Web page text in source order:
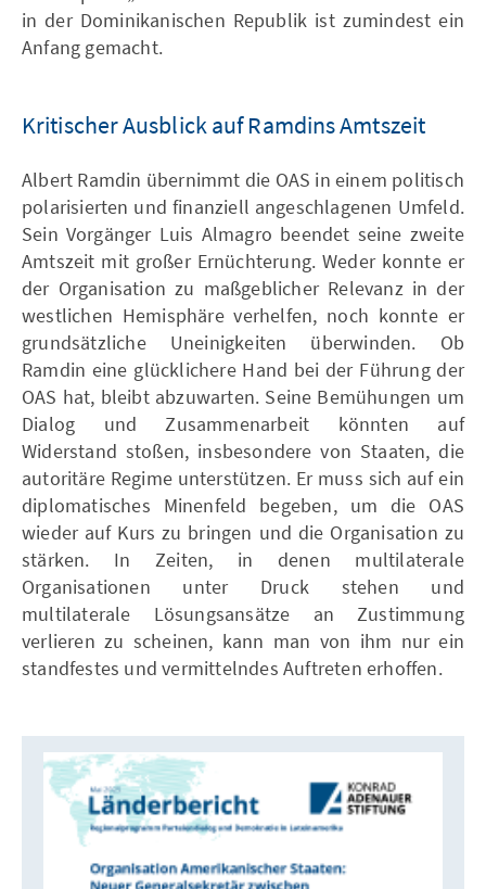
in der Dominikanischen Republik ist zumindest ein
Anfang gemacht.
Kritischer Ausblick auf Ramdins Amtszeit
Albert Ramdin übernimmt die OAS in einem politisch
polarisierten und finanziell angeschlagenen Umfeld.
Sein Vorgänger Luis Almagro beendet seine zweite
Amtszeit mit großer Ernüchterung. Weder konnte er
der Organisation zu maßgeblicher Relevanz in der
westlichen Hemisphäre verhelfen, noch konnte er
grundsätzliche Uneinigkeiten überwinden. Ob
Ramdin eine glücklichere Hand bei der Führung der
OAS hat, bleibt abzuwarten. Seine Bemühungen um
Dialog und Zusammenarbeit könnten auf
Widerstand stoßen, insbesondere von Staaten, die
autoritäre Regime unterstützen. Er muss sich auf ein
diplomatisches Minenfeld begeben, um die OAS
wieder auf Kurs zu bringen und die Organisation zu
stärken. In Zeiten, in denen multilaterale
Organisationen unter Druck stehen und
multilaterale Lösungsansätze an Zustimmung
verlieren zu scheinen, kann man von ihm nur ein
standfestes und vermittelndes Auftreten erhoffen.